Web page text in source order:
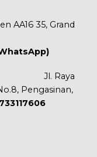
AA16 35, Grand
Timur Jl. Raya
Pengasinan,